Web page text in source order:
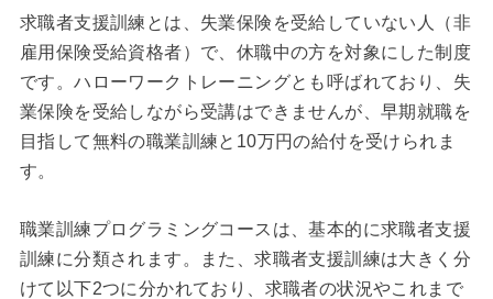
求職者支援訓練とは、失業保険を受給していない人（非
雇用保険受給資格者）で、休職中の方を対象にした制度
です。ハローワークトレーニングとも呼ばれており、失
業保険を受給しながら受講はできませんが、早期就職を
目指して無料の職業訓練と10万円の給付を受けられま
す。
職業訓練プログラミングコースは、基本的に求職者支援
訓練に分類されます。また、求職者支援訓練は大きく分
けて以下2つに分かれており、求職者の状況やこれまで